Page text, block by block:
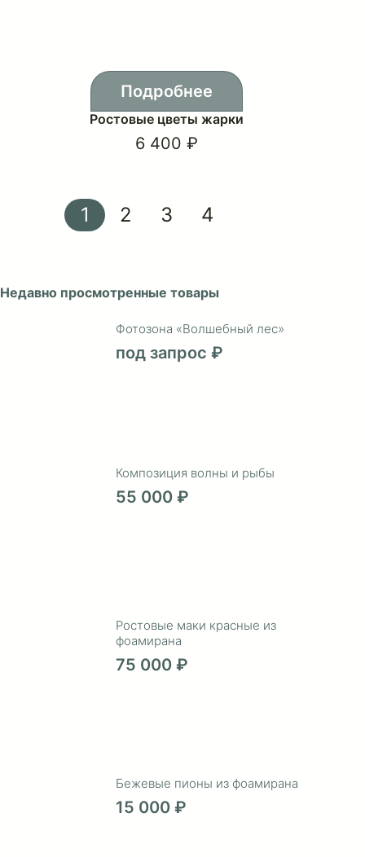
Недавно просмотренные товары
Фотозона «Волшебный лес»
под запрос ₽
Композиция волны и рыбы
55 000 ₽
Ростовые маки красные из
фоамирана
75 000 ₽
Бежевые пионы из фоамирана
15 000 ₽
Подробнее
Ростовые цветы жарки
6 400 ₽
1 2 3 4